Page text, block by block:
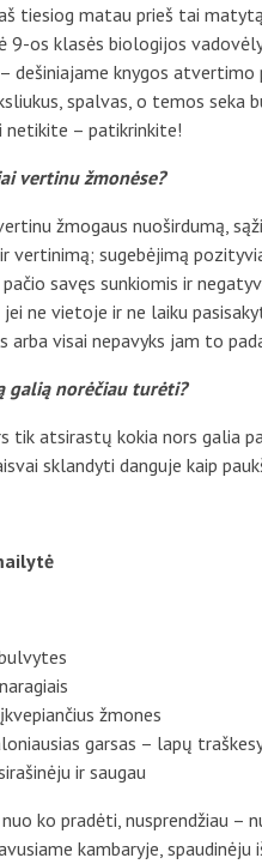
tiesiog matau prieš tai
9-os klasės biologijos
dešiniajame knygos
spalvas, o temos seka
netikite – patikrinkite!
vertinu žmonėse?
žmogaus nuoširdumą,
vertinimą; sugebėjimą
savęs sunkiomis ir
jei ne vietoje ir ne laiku
arba visai nepavyks jam to
galią norėčiau turėti?
tik atsirastų kokia nors galia
sklandyti danguje kaip
žmones
garsas – lapų
ir saugau
ko pradėti, nusprendžiau –
kambaryje, spaudinėju